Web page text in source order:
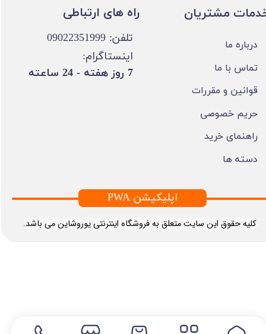
​کلیه حقوق این سایت متعلق به فروشگاه اینترنتی یوروشاین می باشد.
مشتریان
درباره ما
تماس با ما
قوانین و مقررات
حریم خصوصی
راهنمای خرید
دسته ها
تلفن: 09022351999
اینستاگرام:
​7 روز هفته - 24 ساعته ​​​​​​​
PWA اپلیکیشن
​​راه های ارتباطی